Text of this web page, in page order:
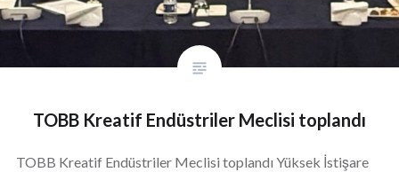
TOBB Kreatif Endüstriler Meclisi toplandı
TOBB Kreatif Endüstriler Meclisi toplandı Yüksek İstişare